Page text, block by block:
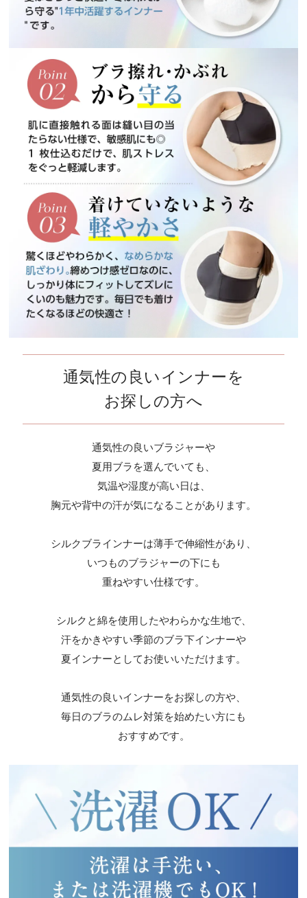
通気性の良いインナーを
お探しの方へ
通気性の良いブラジャーや
夏用ブラを選んでいても、
気温や湿度が高い日は、
胸元や背中の汗が気になることがあります。
シルクブラインナーは薄手で伸縮性があり、
いつものブラジャーの下にも
重ねやすい仕様です。
シルクと綿を使用したやわらかな生地で、
汗をかきやすい季節のブラ下インナーや
夏インナーとしてお使いいただけます。
通気性の良いインナーをお探しの方や、
毎日のブラのムレ対策を始めたい方にも
おすすめです。